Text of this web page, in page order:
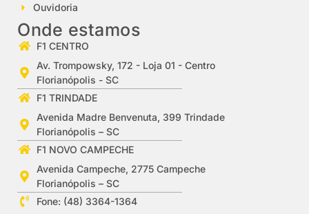
Ouvidoria
Onde estamos
F1 CENTRO
Av. Trompowsky, 172 - Loja 01 - Centro
Florianópolis - SC
F1 TRINDADE
Avenida Madre Benvenuta, 399 Trindade
Florianópolis – SC
F1 NOVO CAMPECHE
Avenida Campeche, 2775 Campeche
Florianópolis – SC
Fone: (48) 3364-1364